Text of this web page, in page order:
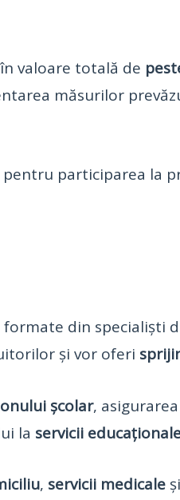
în valoare totală de
măsurilor
participarea la
formate din specialiști
și vor oferi
școlar,
la servicii
, servicii medicale și